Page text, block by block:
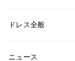
ドレス全般
ニュース